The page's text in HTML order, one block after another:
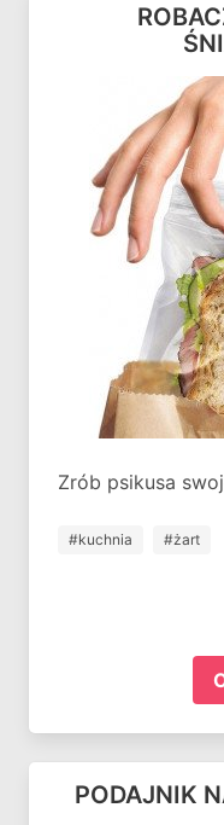
Zrób psikusa
#kuchnia #żart
PODAJNIK